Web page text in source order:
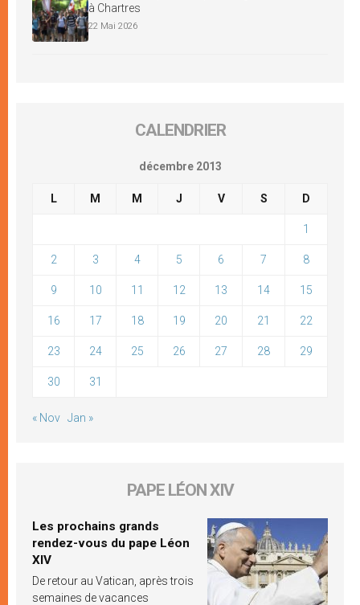
à Chartres
22 Mai 2026
CALENDRIER
décembre 2013
L M M J V S D
1
2 3 4 5 6 7 8
9 10 11 12 13 14 15
16 17 18 19 20 21 22
23 24 25 26 27 28 29
30 31
« Nov Jan »
PAPE LÉON XIV
Les prochains grands
rendez-vous du pape Léon
XIV
De retour au Vatican, après trois
semaines de vacances